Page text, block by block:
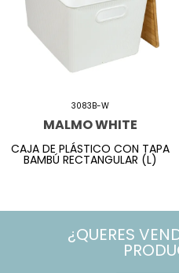
3083B-W
MALMO WHITE
CAJA DE PLÁSTICO CON TAPA
BAMBÚ RECTANGULAR (L)
¿QUERES